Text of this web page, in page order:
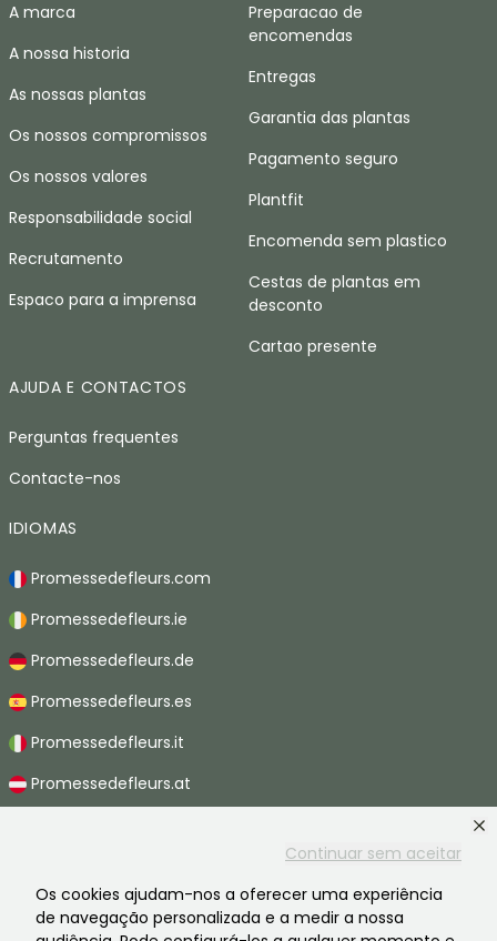
Continuar sem aceitar
Os cookies ajudam-nos a oferecer uma experiência
de navegação personalizada e a medir a nossa
A marca
A nossa historia
As nossas plantas
Os nossos compromissos
Os nossos valores
Responsabilidade social
Recrutamento
Espaco para a imprensa
Preparacao de
encomendas
Entregas
Garantia das plantas
Pagamento seguro
Plantfit
Encomenda sem plastico
Cestas de plantas em
desconto
Cartao presente
AJUDA E CONTACTOS
Perguntas frequentes
Contacte-nos
IDIOMAS
Promessedefleurs.com
Promessedefleurs.ie
Promessedefleurs.de
Promessedefleurs.es
Promessedefleurs.it
Promessedefleurs.at
Promessedefleurs.ch